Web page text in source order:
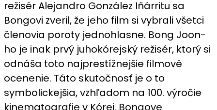
režisér Alejandro González Iñárritu sa
Bongovi zveril, že jeho film si vybrali všetci
členovia poroty jednohlasne. Bong Joon-
ho je inak prvý juhokórejský režisér, ktorý si
odnáša toto najprestížnejšie filmové
ocenenie. Táto skutočnosť je o to
symbolickejšia, vzhľadom na 100. výročie
kinematografie v Kórei. Bongove